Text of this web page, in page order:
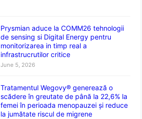
Prysmian aduce la COMM26 tehnologii
de sensing si Digital Energy pentru
monitorizarea in timp real a
infrastrucrutilor critice
June 5, 2026
Tratamentul Wegovy® generează o
scădere în greutate de până la 22,6% la
femei în perioada menopauzei și reduce
la jumătate riscul de migrene